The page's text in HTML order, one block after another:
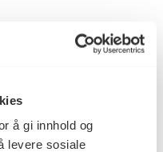
å gi innhold og
levere sosiale